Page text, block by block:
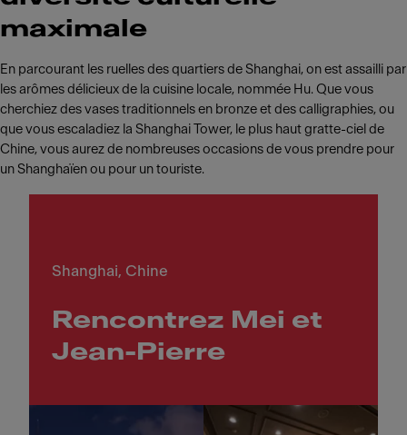
maximale
En parcourant les ruelles des quartiers de Shanghai, on est assailli par
les arômes délicieux de la cuisine locale, nommée Hu. Que vous
cherchiez des vases traditionnels en bronze et des calligraphies, ou
que vous escaladiez la Shanghai Tower, le plus haut gratte-ciel de
Chine, vous aurez de nombreuses occasions de vous prendre pour
un Shanghaïen ou pour un touriste.
Shanghai, Chine
Rencontrez Mei et
Jean-Pierre